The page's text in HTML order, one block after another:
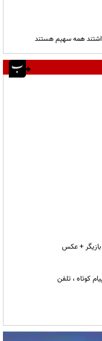
همه سهیم هستند
+ عکس
کوتاه ، تلفن